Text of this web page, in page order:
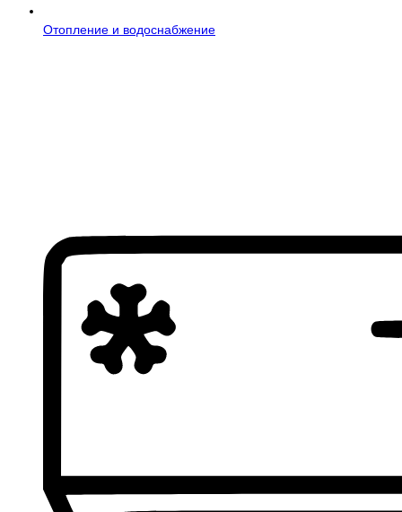
Отопление и водоснабжение